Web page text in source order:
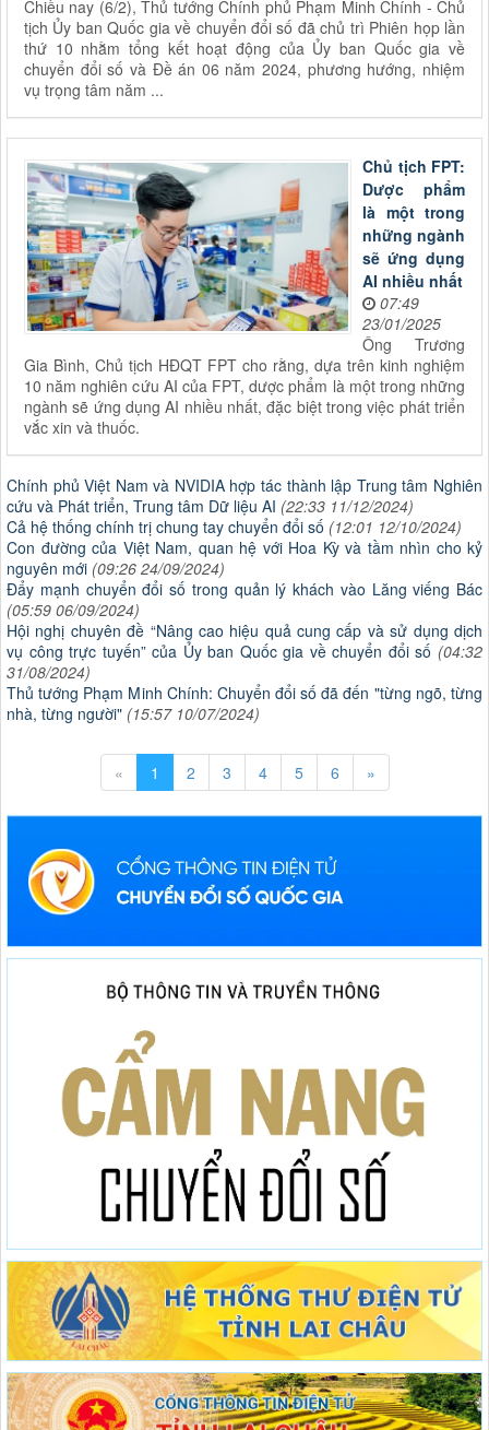
Chiều nay (6/2), Thủ tướng Chính phủ Phạm Minh Chính - Chủ
tịch Ủy ban Quốc gia về chuyển đổi số đã chủ trì Phiên họp lần
thứ 10 nhằm tổng kết hoạt động của Ủy ban Quốc gia về
chuyển đổi số và Đề án 06 năm 2024, phương hướng, nhiệm
vụ trọng tâm năm ...
Dược phẩm
là một trong
những ngành
sẽ ứng dụng
07:49
23/01/2025
Ông Trương
Gia Bình, Chủ tịch HĐQT FPT cho rằng, dựa trên kinh nghiệm
10 năm nghiên cứu AI của FPT, dược phẩm là một trong những
ngành sẽ ứng dụng AI nhiều nhất, đặc biệt trong việc phát triển
vắc xin và thuốc.
Chính phủ Việt Nam và NVIDIA hợp tác thành lập Trung tâm Nghiên
cứu và Phát triển, Trung tâm Dữ liệu AI (22:33 11/12/2024)
Cả hệ thống chính trị chung tay chuyển đổi số (12:01 12/10/2024)
Con đường của Việt Nam, quan hệ với Hoa Kỳ và tầm nhìn cho kỷ
nguyên mới (09:26 24/09/2024)
Đẩy mạnh chuyển đổi số trong quản lý khách vào Lăng viếng Bác
(05:59 06/09/2024)
Hội nghị chuyên đề “Nâng cao hiệu quả cung cấp và sử dụng dịch
vụ công trực tuyến” của Ủy ban Quốc gia về chuyển đổi số (04:32
31/08/2024)
Thủ tướng Phạm Minh Chính: Chuyển đổi số đã đến "từng ngõ, từng
nhà, từng người" (15:57 10/07/2024)
« 1 2 3 4 5 6 »